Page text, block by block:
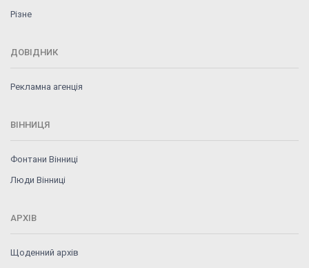
Різне
ДОВІДНИК
Рекламна агенція
ВІННИЦЯ
Фонтани Вінниці
Люди Вінниці
АРХІВ
Щоденний архів